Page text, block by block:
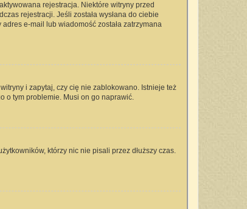
rejestracja. Niektóre witryny przed
rejestracji. Jeśli została wysłana do ciebie
e-mail lub wiadomość została zatrzymana
i zapytaj, czy cię nie zablokowano. Istnieje też
o tym problemie. Musi on go naprawić.
którzy nic nie pisali przez dłuższy czas.